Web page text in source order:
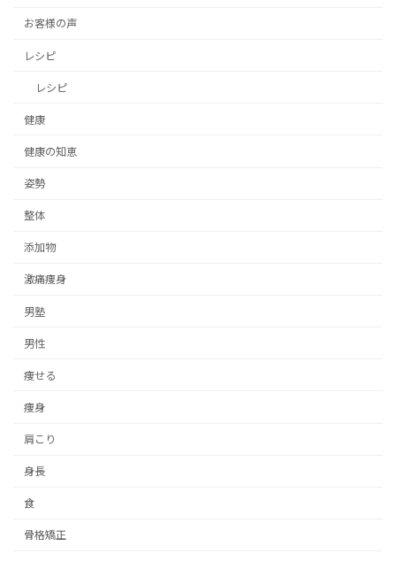
お客様の声
レシピ
レシピ
健康
健康の知恵
姿勢
整体
添加物
激痛痩身
男塾
男性
痩せる
痩身
肩こり
身長
食
骨格矯正